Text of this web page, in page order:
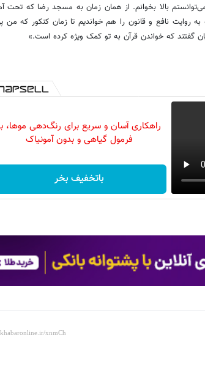
بالا بخوانم. از همان زمان به مسجد رضا که تحت
به روایت نافع و قانون را هم خواندیم تا زمان کنکور که من
گفتند که خواندن قرآن به تو کمک ویژه کرده است.»
راهکاری آسان و سریع برای رنگ‌دهی موها،
فرمول گیاهی و بدون آمونیاک
باتخفیف بخر